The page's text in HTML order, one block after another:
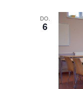
DO.
6